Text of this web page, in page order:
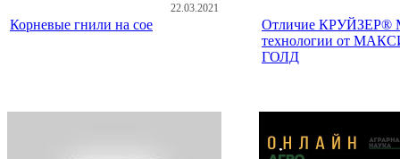
22.03.2021
Корневые гнили на сое
Отличие
технологии от
ГОЛД